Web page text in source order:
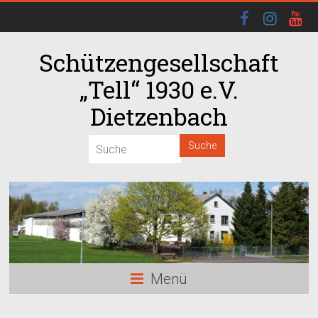
Schützengesellschaft
„Tell“ 1930 e.V.
Dietzenbach
Menü
02:00
04:00